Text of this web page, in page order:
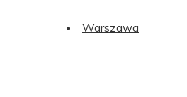
Warszawa